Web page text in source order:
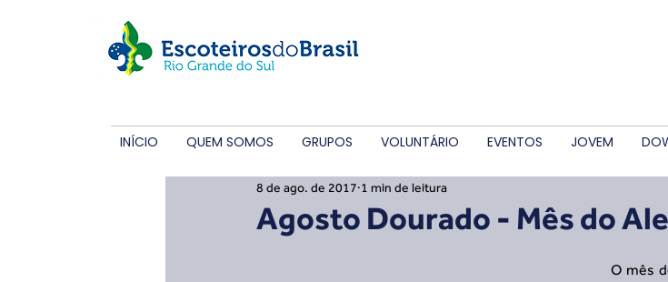
INÍCIO QUEM SOMOS GRUPOS VOLUNTÁRIO EVENTOS JOVEM
Agosto Dourado - Mês do
8 de ago. de 2017 1 min de leitura
O mês